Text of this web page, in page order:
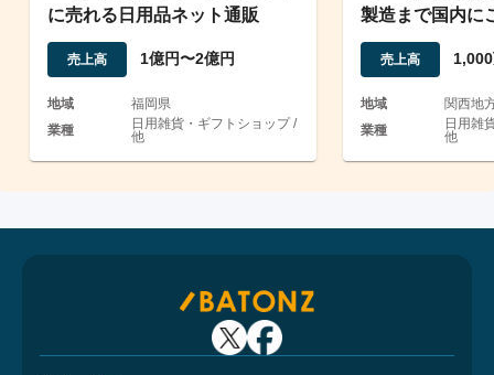
に売れる日用品ネット通販
売上高 1億円〜2億円
地域
福岡県
業種
日用雑貨・ギフトショップ /
他
製造まで国内に
ジナルキーケー
売上高
地域
関西地
業種
日用雑
他